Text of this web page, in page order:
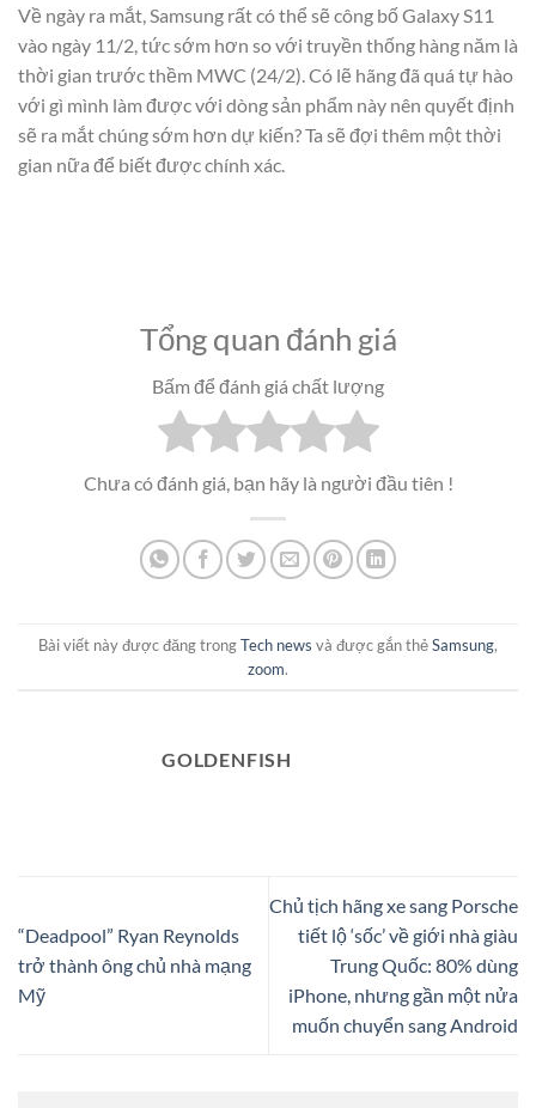
Về ngày ra mắt, Samsung rất có thể sẽ công bố Galaxy S11
vào ngày 11/2, tức sớm hơn so với truyền thống hàng năm là
thời gian trước thềm MWC (24/2). Có lẽ hãng đã quá tự hào
với gì mình làm được với dòng sản phẩm này nên quyết định
sẽ ra mắt chúng sớm hơn dự kiến? Ta sẽ đợi thêm một thời
gian nữa để biết được chính xác.
Tổng quan đánh giá
Bấm để đánh giá chất lượng
Chưa có đánh giá, bạn hãy là người đầu tiên !
Bài viết này được đăng trongTech news và được gắn thẻSamsung,
zoom.
GOLDENFISH
“Deadpool” Ryan Reynolds
trở thành ông chủ nhà mạng
Mỹ
Chủ tịch hãng xe sang Porsche
tiết lộ ‘sốc’ về giới nhà giàu
Trung Quốc: 80% dùng
iPhone, nhưng gần một nửa
muốn chuyển sang Android